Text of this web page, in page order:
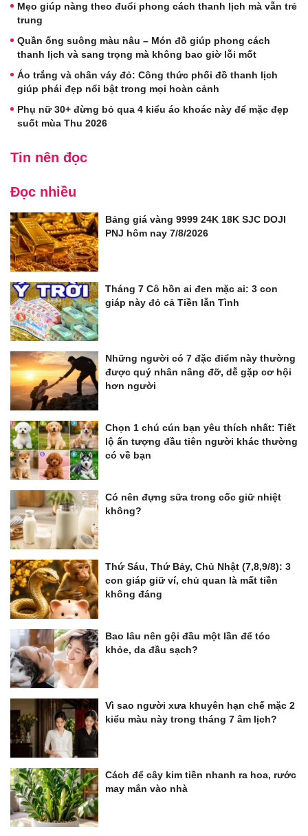
Mẹo giúp nàng theo đuổi phong cách thanh lịch mà vẫn trẻ
trung
Quần ống suông màu nâu – Món đồ giúp phong cách
thanh lịch và sang trọng mà không bao giờ lỗi mốt
Áo trắng và chân váy đỏ: Công thức phối đồ thanh lịch
giúp phái đẹp nổi bật trong mọi hoàn cảnh
Phụ nữ 30+ đừng bỏ qua 4 kiểu áo khoác này để mặc đẹp
suốt mùa Thu 2026
Tin nên đọc
Đọc nhiều
Bảng giá vàng 9999 24K 18K SJC DOJI
PNJ hôm nay 7/8/2026
Tháng 7 Cô hồn ai đen mặc ai: 3 con
giáp này đỏ cả Tiền lẫn Tình
Những người có 7 đặc điểm này thường
được quý nhân nâng đỡ, dễ gặp cơ hội
hơn người
Chọn 1 chú cún bạn yêu thích nhất: Tiết
lộ ấn tượng đầu tiên người khác thường
có về bạn
Có nên đựng sữa trong cốc giữ nhiệt
không?
Thứ Sáu, Thứ Bảy, Chủ Nhật (7,8,9/8): 3
con giáp giữ ví, chủ quan là mất tiền
không đáng
Bao lâu nên gội đầu một lần để tóc
khỏe, da đầu sạch?
Vì sao người xưa khuyên hạn chế mặc 2
kiểu màu này trong tháng 7 âm lịch?
Cách để cây kim tiền nhanh ra hoa, rước
may mắn vào nhà